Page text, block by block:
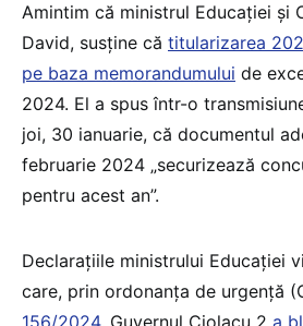
Amintim că ministrul Educației și
David, susține că titularizarea
pe baza memorandumului de
2024. El a spus într-o
joi, 30 ianuarie, că documentul
februarie 2024 „securizează
pentru acest an”.
Declarațiile ministrului Educației
care, prin ordonanța de urgență